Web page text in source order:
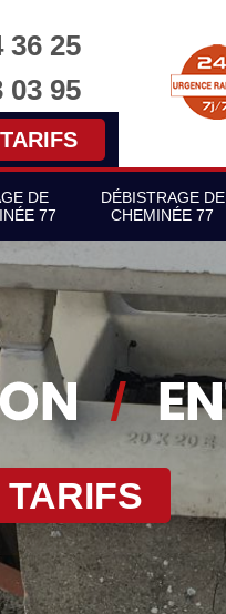
36 25
03 95
TARIFS
DE
77
DÉBISTRAGE DE
CHEMINÉE 77
TARIFS